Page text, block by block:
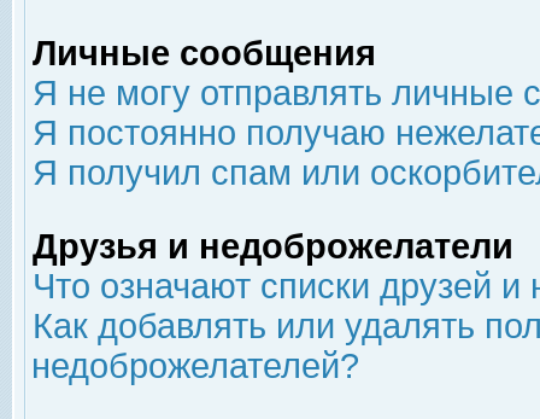
Личные сообщения
Я не могу отправлять личные
Я постоянно получаю
Я получил спам или
Друзья и недоброжелатели
Что означают списки друзей
Как добавлять или удалять
недоброжелателей?